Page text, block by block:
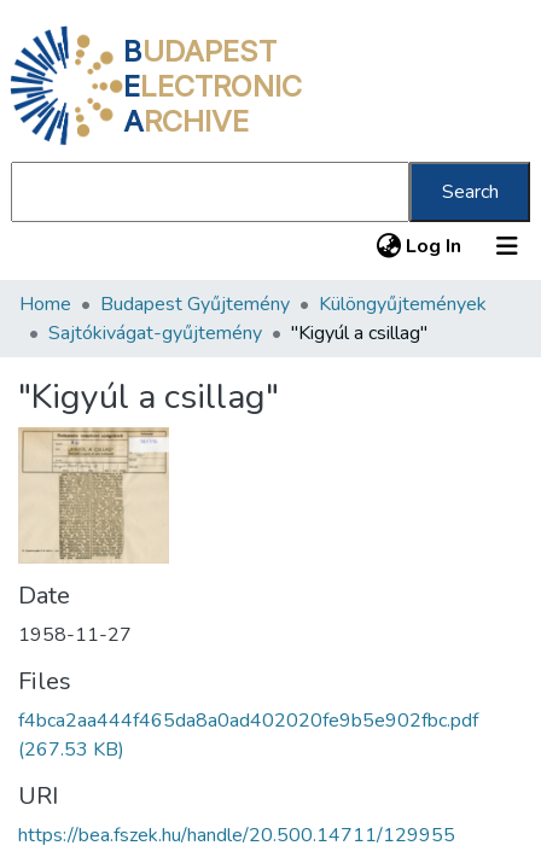
BUDAPEST
ELECTRONIC
ARCHIVE
Search
Log In (current)
Communities & Collections
Statistics
About us
Home Budapest Gyűjtemény
Különgyűjtemények
Sajtókivágat-gyűjtemény
"Kigyúl a csillag"
"Kigyúl a csillag"
Date
1958-11-27
Files
f4bca2aa444f465da8a0ad402020fe9b5e902fbc.pdf
(267.53 KB)
URI
https://bea.fszek.hu/handle/20.500.14711/129955